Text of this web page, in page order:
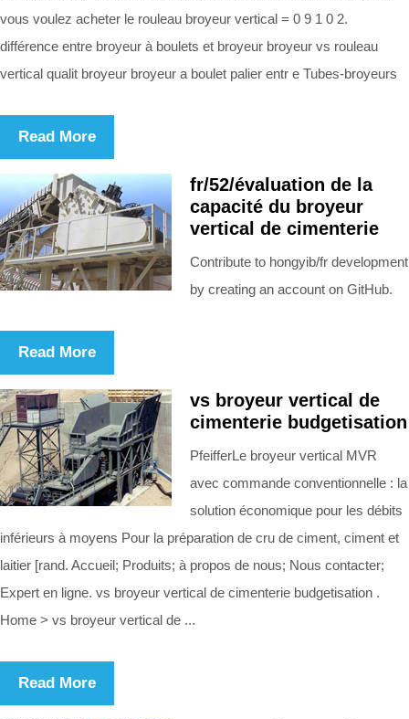
vous voulez acheter le rouleau broyeur vertical = 0 9 1 0 2.
différence entre broyeur à boulets et broyeur broyeur vs rouleau
vertical qualit broyeur broyeur a boulet palier entr e Tubes-broyeurs
Read More
fr/52/évaluation de la
capacité du broyeur
vertical de cimenterie
Contribute to hongyib/fr development
by creating an account on GitHub.
Read More
vs broyeur vertical de
cimenterie budgetisation
PfeifferLe broyeur vertical MVR
avec commande conventionnelle : la
solution économique pour les débits
inférieurs à moyens Pour la préparation de cru de ciment, ciment et
laitier [rand. Accueil; Produits; à propos de nous; Nous contacter;
Expert en ligne. vs broyeur vertical de cimenterie budgetisation .
Home > vs broyeur vertical de ...
Read More